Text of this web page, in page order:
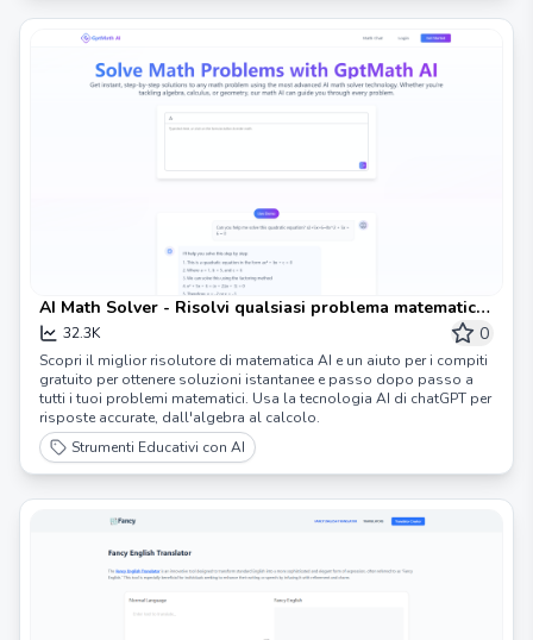
AI Math Solver - Risolvi qualsiasi problema matematico
istantaneamente con GptMath AI
32.3K 0
Scopri il miglior risolutore di matematica AI e un aiuto per i compiti
gratuito per ottenere soluzioni istantanee e passo dopo passo a
tutti i tuoi problemi matematici. Usa la tecnologia AI di chatGPT per
risposte accurate, dall'algebra al calcolo.
Strumenti Educativi con AI